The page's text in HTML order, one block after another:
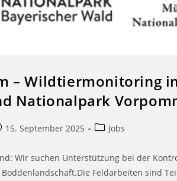
– Wildtiermonitoring
Nationalpark
15. September 2025 Jobs
Wir suchen Unterstützung bei der
Boddenlandschaft.Die Feldarbeiten sind